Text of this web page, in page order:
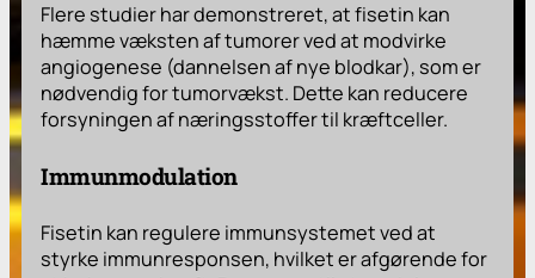
Flere studier har demonstreret, at fisetin kan
hæmme væksten af tumorer ved at modvirke
angiogenese (dannelsen af nye blodkar), som er
nødvendig for tumorvækst. Dette kan reducere
forsyningen af næringsstoffer til kræftceller.
Immunmodulation
Fisetin kan regulere immunsystemet ved at
styrke immunresponsen, hvilket er afgørende for